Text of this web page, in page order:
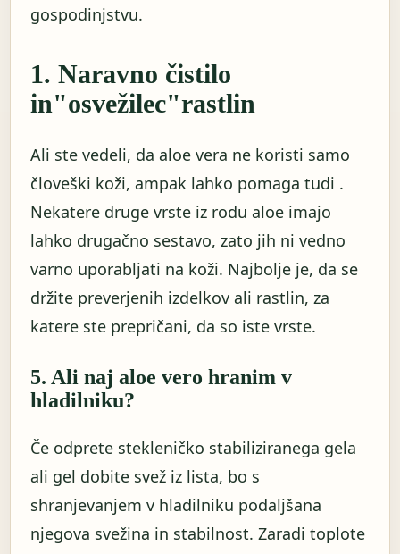
gospodinjstvu.
1. Naravno čistilo
in"osvežilec"rastlin
Ali ste vedeli, da aloe vera ne koristi samo
človeški koži, ampak lahko pomaga tudi .
Nekatere druge vrste iz rodu aloe imajo
lahko drugačno sestavo, zato jih ni vedno
varno uporabljati na koži. Najbolje je, da se
držite preverjenih izdelkov ali rastlin, za
katere ste prepričani, da so iste vrste.
5. Ali naj aloe vero hranim v
hladilniku?
Če odprete stekleničko stabiliziranega gela
ali gel dobite svež iz lista, bo s
shranjevanjem v hladilniku podaljšana
njegova svežina in stabilnost. Zaradi toplote